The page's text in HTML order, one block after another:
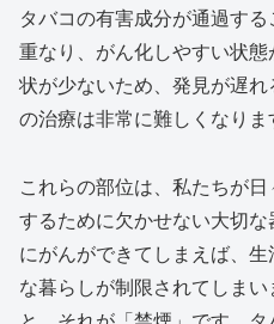
タバコの有害成分が通過す
重なり、がん化しやすい状
状が少ないため、発見が遅
の治療は非常に難しくなりま
これらの部位は、私たちが
するために欠かせない大切
にがんができてしまえば、
な暮らしが制限されてしま